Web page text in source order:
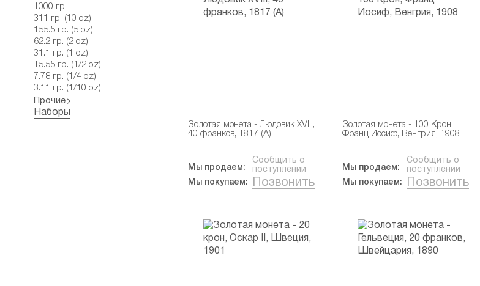
1000 гр.
311 гр. (10 oz)
155.5 гр. (5 oz)
62.2 гр. (2 oz)
31.1 гр. (1 oz)
15.55 гр. (1/2 oz)
7.78 гр. (1/4 oz)
3.11 гр. (1/10 oz)
Прочие
Наборы
Золотая монета - Людовик XVIII,
40 франков, 1817 (А)
Мы продаем:
Сообщить о
поступлении
Мы покупаем:
Позвонить
Золотая монета - 100 Крон,
Франц Иосиф, Венгрия, 1908
Мы продаем:
Сообщить о
поступлении
Мы покупаем:
Позвонить